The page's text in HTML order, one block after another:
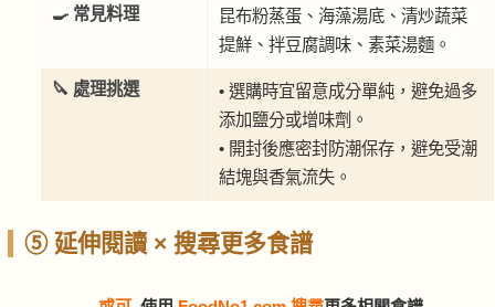
🍳 常見料理
昆布粉蒸蛋、海藻湯底、清炒蔬菜
提鮮、拌豆腐調味、素菜湯麵。
🔪 處理挑選
• 選購時宜留意成分單純，避免過多
添加鹽分或增味劑。
• 開封後應密封防潮保存，避免受潮
結塊與香氣流失。
⑤ 延伸閱讀 × 搜尋更多食譜